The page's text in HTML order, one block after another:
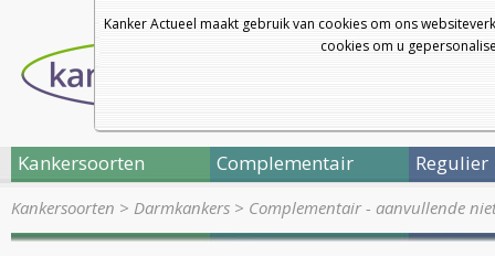
Kanker Actueel maakt gebruik van cookies om ons
cookies om u
Kankersoorten Complementair Regulier
Kankersoorten > Darmkankers > Complementair - aanvullende